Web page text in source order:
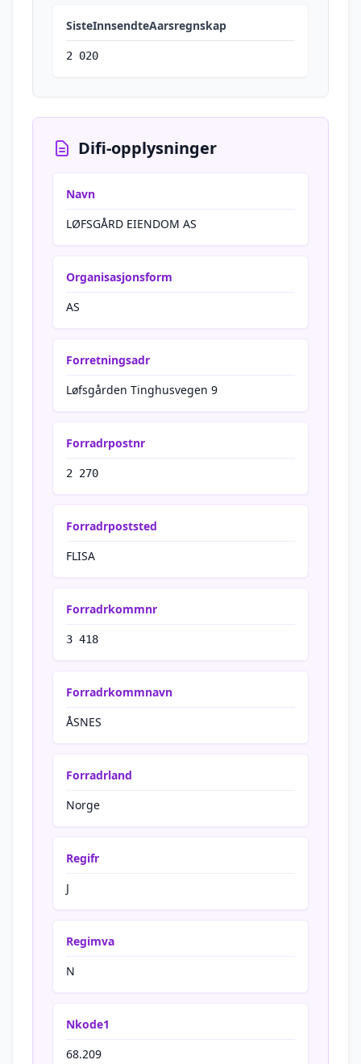
SisteInnsendteAarsregnskap
2 020
Difi-opplysninger
Navn
LØFSGÅRD EIENDOM AS
Organisasjonsform
AS
Forretningsadr
Løfsgården Tinghusvegen 9
Forradrpostnr
2 270
Forradrpoststed
FLISA
Forradrkommnr
3 418
Forradrkommnavn
ÅSNES
Forradrland
Norge
Regifr
J
Regimva
N
Nkode1
68.209